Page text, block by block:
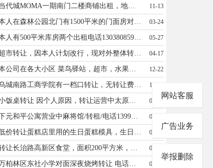
当代城MOMA一期南门二楼商铺出租，地理位置优越（晋源七小对面），有地暖，带装修，价格便宜，有意向的速打电话联系：13333444466（微信同号） 11-13
本人在森林公园北门有1500平米的门面房对外出租或寻合作，精装修，有全套饭店家俱，可开饭店，超市，办公，等，周边环境好，人流量大，有意向可以联系19303514060 03-24
本人有500平米库房两个出租电话13038085971微信同号 05-27
超市转让，因本人计划改行，现对外整体转让，地理位置镇区中心十字路拐角，面积一二楼424平米上下一样大小，有稳定客源，接手即可盈利，有意者电话具体详谈，地点位于内蒙古鄂尔多斯市 电话15704922918 04-17
本公司在各大小区 菜鸟驿站，超市，水果店寻找合作者，付费占用显眼广告位置，60cm*120cm大小，可以贴亚克力的位置，，，合作电话15034014623（微信a17635169597），来电备注合作 12-22
乌城南路工商学院有一档口转让，无转让费，联系电话18903461903微信同号 12-14
小饭桌转让 因个人原因，转让运营中太原外语科技实验中学附近的小饭桌，位置好，生源稳定，希望有爱心人士接。联系电话13934218480 03-23
下元和平公寓营业中麻将馆/转租/电话13994841467 01-23
低价转让蛋糕店里用的生日蛋糕模具，生日蛋糕支架，生日蛋糕玻璃展柜，不锈钢盘，不锈钢盆等，价格好商量，要需要的联系15535363858 还转让全新的没开包一个1.5米床头软包靠背，买时130，现在80， 还有拆下的餐厅铝制三头吊灯处理30元，在太原奥莱附近，联系电话15535363858 03-10
转让长治路高新区食堂，面积200平方米，联系电话18135118091 09-05
万柏林区东社小学对面深夜烧烤转让 电话同微信17535876259 08-11
网站客服
广告业务
举报删除